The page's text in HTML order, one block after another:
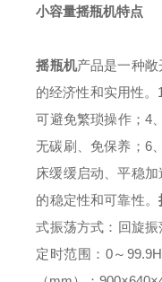
小容量摇瓶机特点
摇瓶机产品是一种
的经济性和实用性。
可避免繁琐操作； 4
无碳刷、免保养； 6
床缓缓启动、平稳
的稳定性和可靠性。
式振荡方式：回旋振
定时范围：0～99.9H